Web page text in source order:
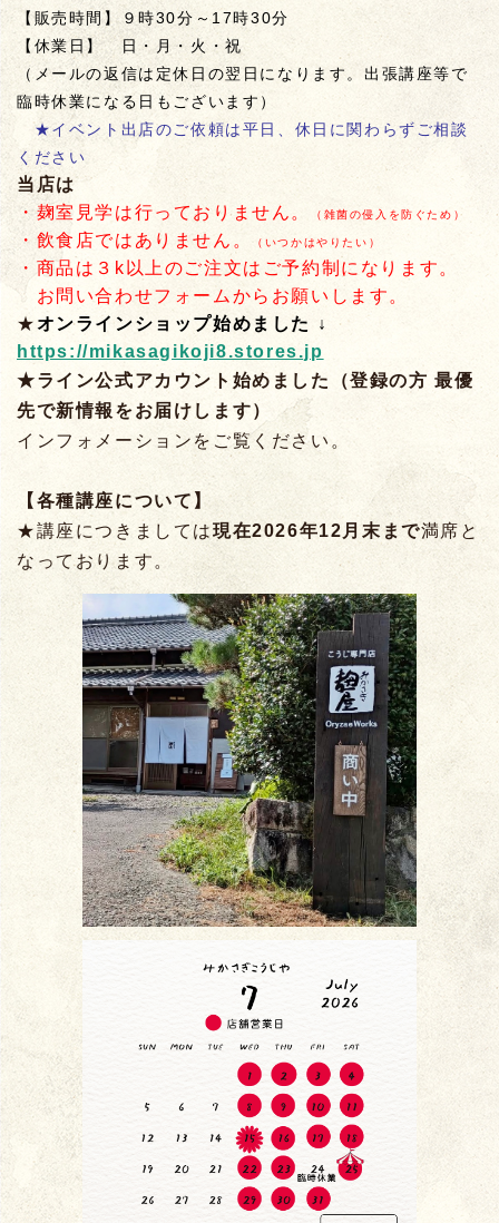
2025.03.14
この度、みかさぎ麹屋は拠点を笠置町から大井町へ移
転し、本日オープンいたしました。
【販売時間】９時30分～17時30分
【休業日】日・月・火・祝
（メールの返信は定休日の翌日になります。出張講座等で
臨時休業になる日もございます）
★イベント出店のご依頼は平日、休日に関わらずご相談
ください
当店は
・麹室見学は行っておりません。
（雑菌の侵入を防ぐため）
・飲食 店ではありません。 （いつかはやりたい）
・商品は３k以上のご注文はご予約制になります。
お問い合わせフォームからお願いします。
★オンラインショップ始めました ↓
https://mikasagikoji8.stores.jp
★ライン公式アカウント始めました（登録の方 最優
先で新情報をお届けします）
インフォメーションをご覧ください。
【各種講座について】
★講座につきましては現在2026年12月末まで満席と
なっております。